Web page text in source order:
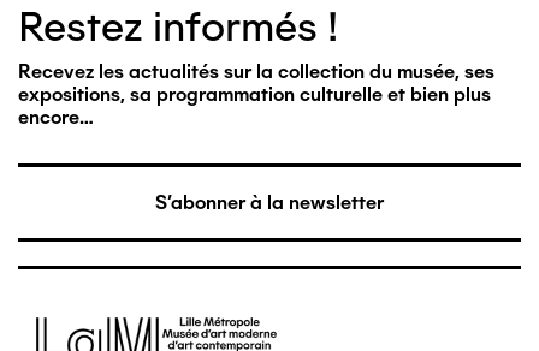
Restez informés !
Recevez les actualités sur la collection du musée, ses
expositions, sa programmation culturelle et bien plus
encore…
S'abonner à la newsletter
Image